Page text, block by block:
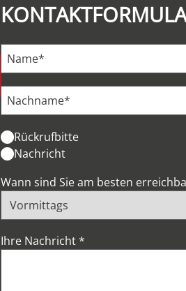
Rückrufbitte
Nachricht
Wann sind Sie am besten
Ihre Nachricht*